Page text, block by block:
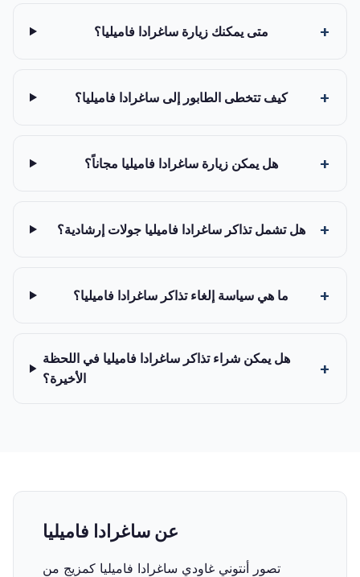
متى يمكنك زيارة ساغرادا فاميليا؟
كيف تتخطى الطابور إلى ساغرادا فاميليا؟
هل يمكن زيارة ساغرادا فاميليا مجاناً؟
هل تشمل تذاكر ساغرادا فاميليا جولات إرشادية؟
ما هي سياسة إلغاء تذاكر ساغرادا فاميليا؟
هل يمكن شراء تذاكر ساغرادا فاميليا في اللحظة
الأخيرة؟
عن ساغرادا فاميليا
تصور أنتوني غاودي ساغرادا فاميليا كمزيج من